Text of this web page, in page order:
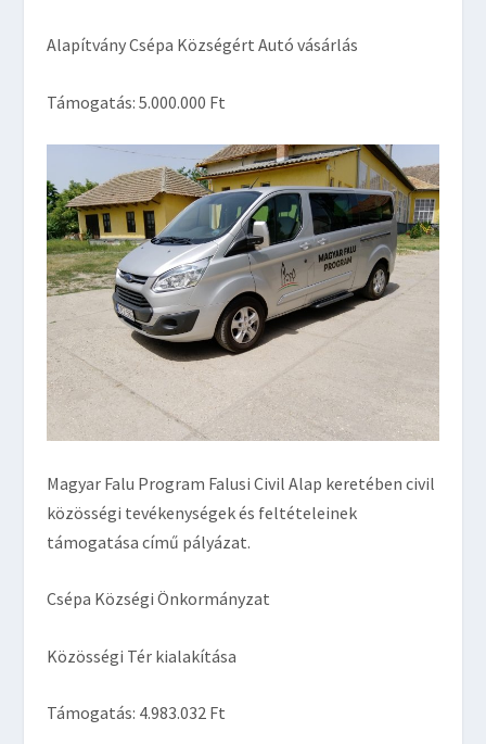
Alapítvány Csépa Községért Autó vásárlás
Támogatás: 5.000.000 Ft
Magyar Falu Program Falusi Civil Alap keretében civil
közösségi tevékenységek és feltételeinek
támogatása című pályázat.
Csépa Községi Önkormányzat
Közösségi Tér kialakítása
Támogatás: 4.983.032 Ft